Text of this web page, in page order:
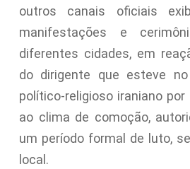
outros canais oficiais
manifestações e
diferentes cidades, em
do dirigente que esteve
político-religioso iraniano
ao clima de comoção,
um período formal de luto,
local.